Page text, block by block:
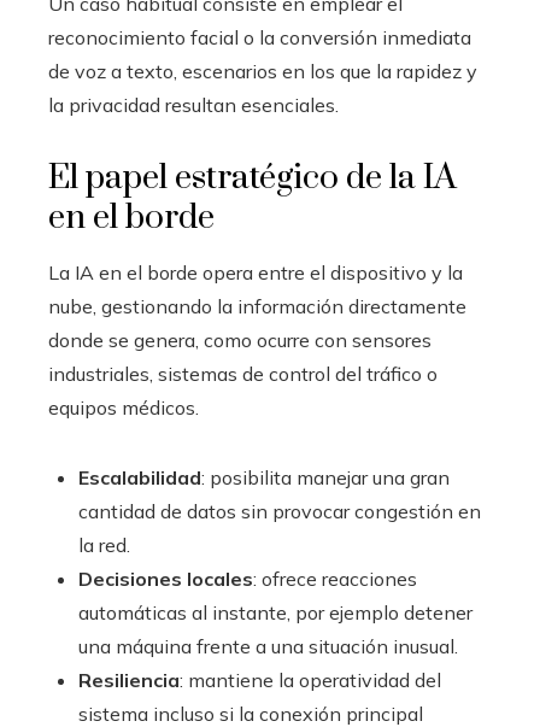
reconocimiento facial o la conversión inmediata
de voz a texto, escenarios en los que la rapidez y
la privacidad resultan esenciales.
El papel estratégico de la IA
en el borde
La IA en el borde opera entre el dispositivo y la
nube, gestionando la información directamente
donde se genera, como ocurre con sensores
industriales, sistemas de control del tráfico o
equipos médicos.
Escalabilidad: posibilita manejar una gran
cantidad de datos sin provocar congestión en
la red.
Decisiones locales: ofrece reacciones
automáticas al instante, por ejemplo detener
una máquina frente a una situación inusual.
Resiliencia: mantiene la operatividad del
sistema incluso si la conexión principal